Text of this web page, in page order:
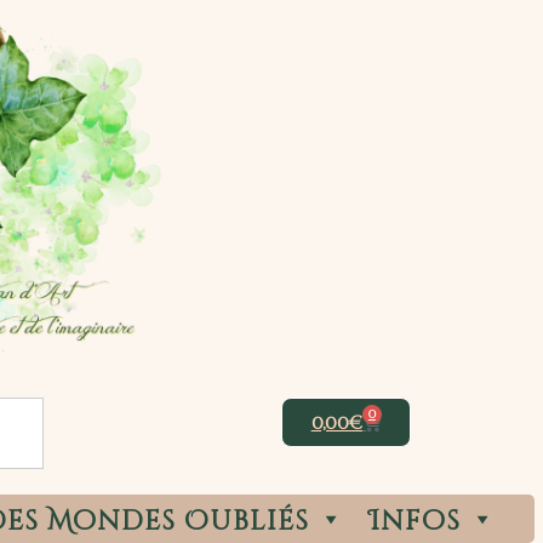
0,00€ 0
Mondes Oubliés Infos